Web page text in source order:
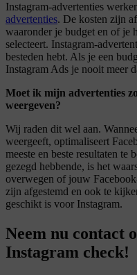
Instagram-advertenties
advertenties. De kosten zijn
waaronder je budget en of je
selecteert. Instagram-
besteden hebt. Als je een
Instagram Ads je nooit meer
Moet ik mijn advertenties
weergeven?
Wij raden dit wel aan.
weergeeft, optimaliseert
meeste en beste resultaten te
gezegd hebbende, is het
overwegen of jouw
zijn afgestemd en ook te
geschikt is voor Instagram.
Neem nu contact
Instagram check!